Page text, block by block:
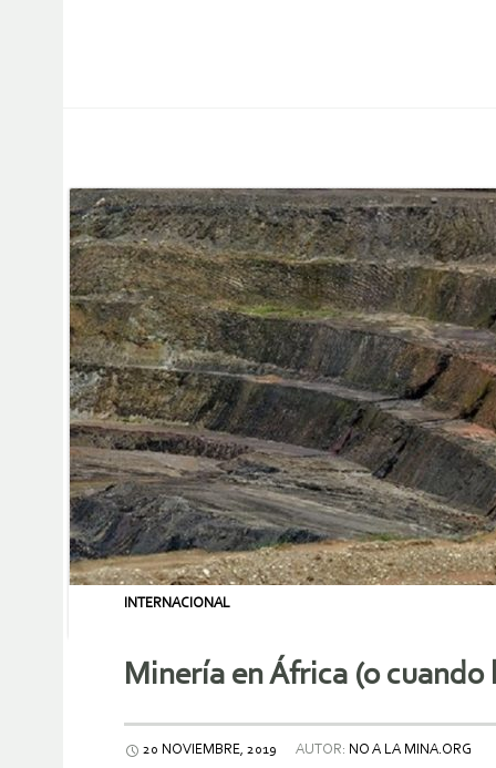
INTERNACIONAL
Minería en África (o cuando
20 NOVIEMBRE, 2019 AUTOR: NO A LA MINA.ORG